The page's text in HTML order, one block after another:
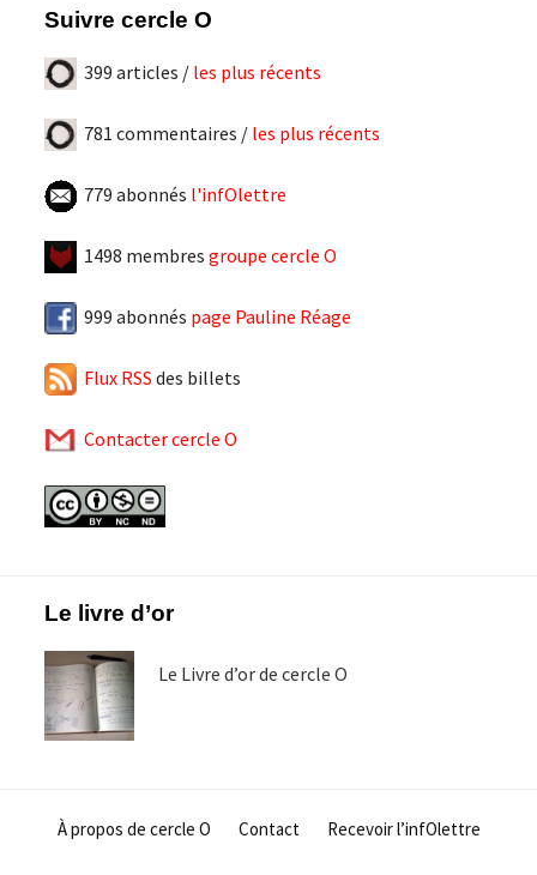
Suivre cercle O
399 articles / les plus récents
781 commentaires / les plus récents
779 abonnés l'infOlettre
1498 membres groupe cercle O
999 abonnés page Pauline Réage
Flux RSS des billets
Contacter cercle O
FooterLe livre d’or
Le Livre d’or de cercle O
À propos de cercle O Contact Recevoir l’infOlettre